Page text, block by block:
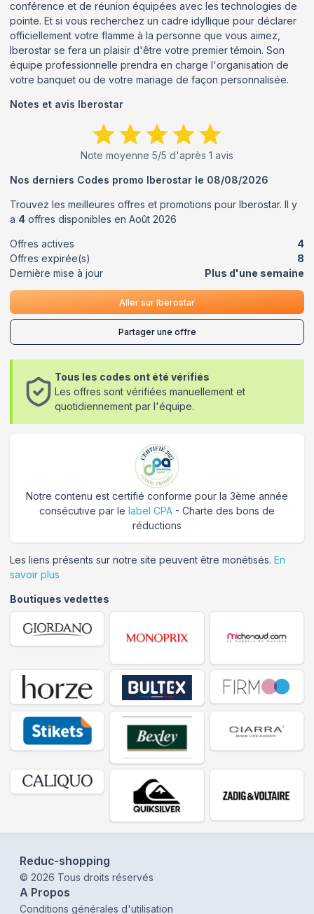
conférence et de réunion équipées avec les technologies de
pointe. Et si vous recherchez un cadre idyllique pour déclarer
officiellement votre flamme à la personne que vous aimez,
Iberostar se fera un plaisir d'être votre premier témoin. Son
équipe professionnelle prendra en charge l'organisation de
votre banquet ou de votre mariage de façon personnalisée.
Notes et avis Iberostar
Note moyenne 5/5 d'après 1 avis
Nos derniers Codes promo Iberostar le 08/08/2026
Trouvez les meilleures offres et promotions pour Iberostar. Il y
a 4 offres disponibles en Août 2026
Offres actives
4
Offres expirée(s)
8
Dernière mise à jour
Plus d'une semaine
Aller sur Iberostar
Partager une offre
Tous les codes ont été vérifiés
Les offres sont vérifiées manuellement et
quotidiennement par l'équipe.
Notre contenu est certifié conforme pour la 3ème année
consécutive par le label CPA - Charte des bons de
réductions
Les liens présents sur notre site peuvent être monétisés. En
savoir plus
Boutiques vedettes
Reduc-shopping
© 2026 Tous droits réservés
A Propos
Conditions générales d'utilisation